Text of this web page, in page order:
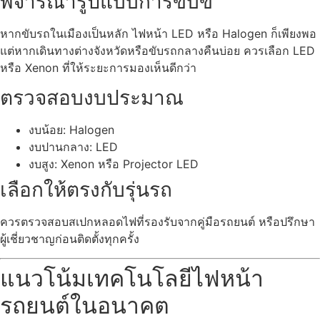
หากขับรถในเมืองเป็นหลัก ไฟหน้า LED หรือ Halogen ก็เพียงพอ
แต่หากเดินทางต่างจังหวัดหรือขับรถกลางคืนบ่อย ควรเลือก LED
หรือ Xenon ที่ให้ระยะการมองเห็นดีกว่า
ตรวจสอบงบประมาณ
งบน้อย: Halogen
งบปานกลาง: LED
งบสูง: Xenon หรือ Projector LED
เลือกให้ตรงกับรุ่นรถ
ควรตรวจสอบสเปกหลอดไฟที่รองรับจากคู่มือรถยนต์ หรือปรึกษา
ผู้เชี่ยวชาญก่อนติดตั้งทุกครั้ง
แนวโน้มเทคโนโลยีไฟหน้า
รถยนต์ในอนาคต